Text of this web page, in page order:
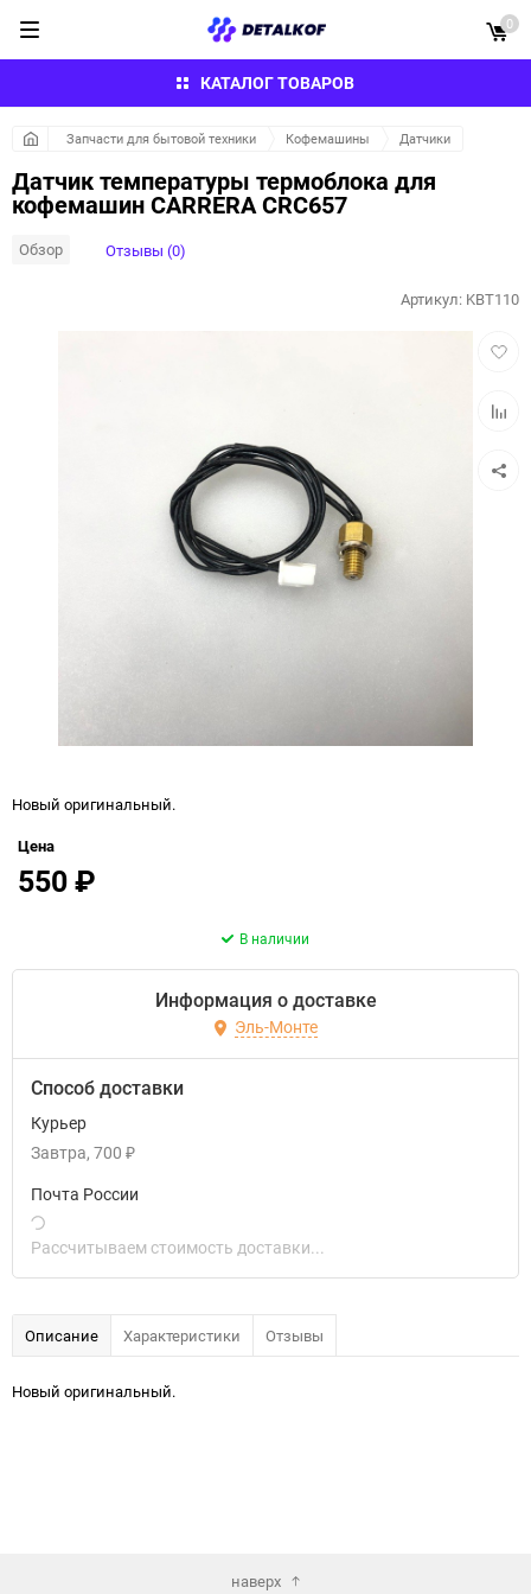
КАТАЛОГ ТОВАРОВ
0
Запчасти для бытовой техники Кофемашины Датчики
Датчик температуры термоблока для
кофемашин CARRERA CRC657
Обзор Отзывы (0)
Артикул: KBT110
Новый оригинальный.
Цена
550₽
В наличии
Информация о доставке
Эль-Монте
Способ доставки
Курьер
Завтра 700 ₽
Почта России
Рассчитываем стоимость доставки...
Описание Характеристики Отзывы
Новый оригинальный.
наверх